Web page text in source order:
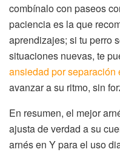
combínalo con paseos
paciencia es la que
aprendizajes; si tu perro
situaciones nuevas, te
ansiedad por separación
avanzar a su ritmo, sin
En resumen, el mejor
ajusta de verdad a su
arnés en Y para el uso